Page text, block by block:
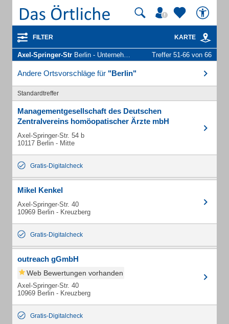
FILTER KARTE
Axel-Springer-Str Berlin - Unternehmen und Personen Treffer 51-66 von 66
Andere Ortsvorschläge für "Berlin"
Standardtreffer
Managementgesellschaft des Deutschen
Zentralvereins homöopatischer Ärzte mbH
Axel-Springer-Str. 54 b
10117 Berlin - Mitte
Gratis-Digitalcheck
Mikel Kenkel
Axel-Springer-Str. 40
10969 Berlin - Kreuzberg
Gratis-Digitalcheck
outreach gGmbH
Web Bewertungen vorhanden
Axel-Springer-Str. 40
10969 Berlin - Kreuzberg
Gratis-Digitalcheck